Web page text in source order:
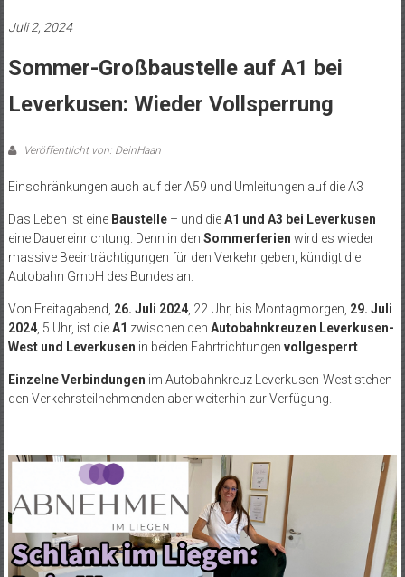
Juli 2, 2024
Sommer-Großbaustelle auf A1 bei
Leverkusen: Wieder Vollsperrung
Veröffentlicht von: DeinHaan
Einschränkungen auch auf der A59 und Umleitungen auf die A3
Das Leben ist eine Baustelle– und dieA1 und A3 bei Leverkusen
eine Dauereinrichtung. Denn in den Sommerferien wird es wieder
massive Beeinträchtigungen für den Verkehr geben, kündigt die
Autobahn GmbH des Bundes an:
Von Freitagabend, 26. Juli 2024, 22 Uhr, bis Montagmorgen, 29. Juli
2024, 5 Uhr, ist dieA1 zwischen den Autobahnkreuzen Leverkusen-
West und Leverkusen in beiden Fahrtrichtungen vollgesperrt.
Einzelne Verbindungen im Autobahnkreuz Leverkusen-West stehen
den Verkehrsteilnehmenden aber weiterhin zur Verfügung.